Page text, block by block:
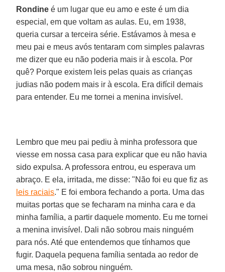
Rondine é um lugar que eu amo e este é um dia
especial, em que voltam as aulas. Eu, em 1938,
queria cursar a terceira série. Estávamos à mesa e
meu pai e meus avós tentaram com simples palavras
me dizer que eu não poderia mais ir à escola. Por
quê? Porque existem leis pelas quais as crianças
judias não podem mais ir à escola. Era difícil demais
para entender. Eu me tornei a menina invisível.
Lembro que meu pai pediu à minha professora que
viesse em nossa casa para explicar que eu não havia
sido expulsa. A professora entrou, eu esperava um
abraço. E ela, irritada, me disse: "Não foi eu que fiz as
leis raciais." E foi embora fechando a porta. Uma das
muitas portas que se fecharam na minha cara e da
minha família, a partir daquele momento. Eu me tornei
a menina invisível. Dali não sobrou mais ninguém
para nós. Até que entendemos que tínhamos que
fugir. Daquela pequena família sentada ao redor de
uma mesa, não sobrou ninguém.